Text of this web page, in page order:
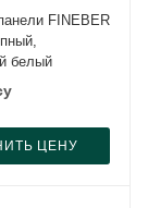
FINEBER
белый
ЦЕНУ